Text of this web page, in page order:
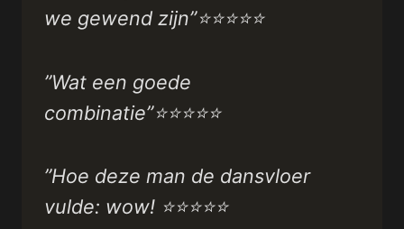
we gewend zijn”⭐⭐⭐⭐⭐
”Wat een goede
combinatie”⭐⭐⭐⭐⭐
”Hoe deze man de dansvloer
vulde: wow! ⭐⭐⭐⭐⭐